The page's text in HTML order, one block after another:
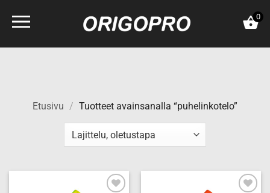
0
Etusivu / Tuotteet avainsanalla “puhelinkotelo”